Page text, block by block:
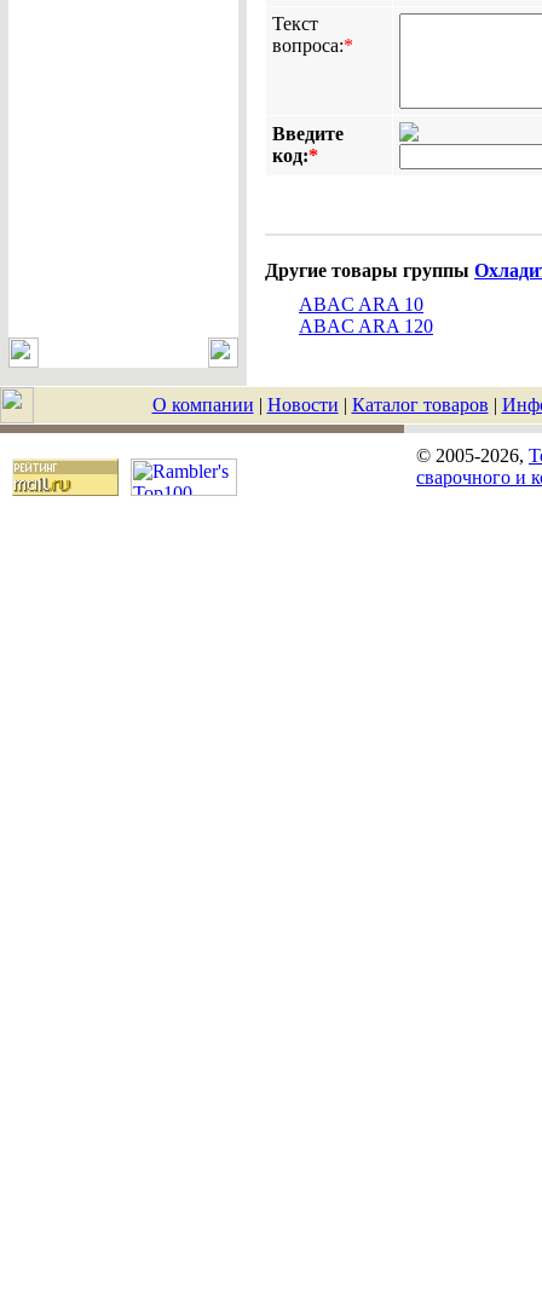
Текст
вопроса:*
Введите
код:*
Другие товары группы
ABAC ARA 10
ABAC ARA 120
О компании | Новости | Каталог товаров |
© 2005-2026,
сварочного и